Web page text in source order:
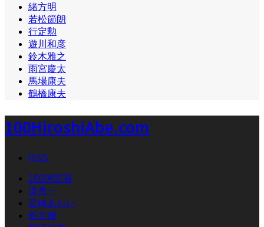
緒方明
若松節朗
行定勲
遊川和彦
鈴木雅之
雨宮慶太
馬場康夫
鶴橋康夫
100HiroshiAbe.com
RSS
100阿部寛
堤真一
宮崎あおい
蒼井優